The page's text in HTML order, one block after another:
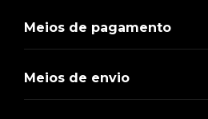
Meios de pagamento
Meios de envio